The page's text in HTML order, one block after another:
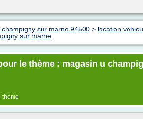
sur marne 94500 > location
sur marne
le thème : magasin u
thème